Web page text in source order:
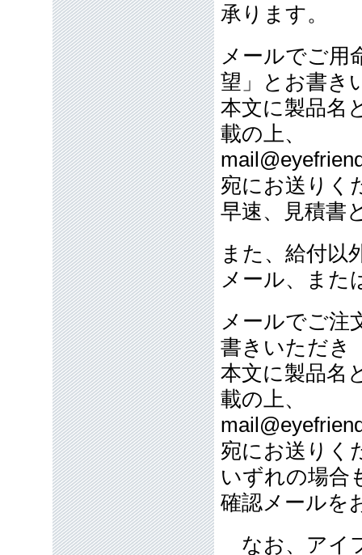
承ります。
メールでご用
望」とお書き
本文に製品名
載の上、
宛にお送りく
早速、見積書
また、給付以
メール、また
メールでご注
書きいただき
本文に製品名
載の上、
宛にお送りく
いずれの場合
確認メールを
なお、アイ